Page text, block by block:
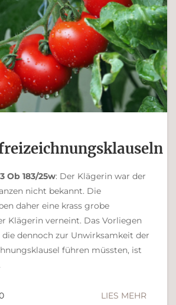
Ob 183/25w: Der Klägerin war der
nicht bekannt. Die
daher eine krass grobe
Klägerin verneint. Das Vorliegen
dennoch zur Unwirksamkeit der
führen müssten, ist
LIES MEHR